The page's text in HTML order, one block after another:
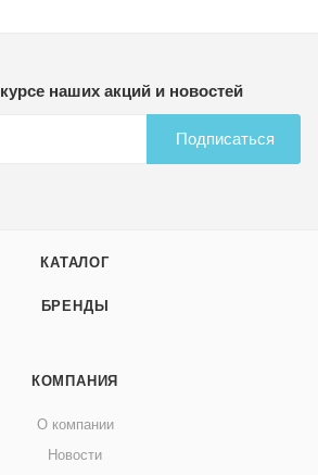
наших акций и новостей
Подписаться
КАТАЛОГ
БРЕНДЫ
КОМПАНИЯ
О компании
Новости